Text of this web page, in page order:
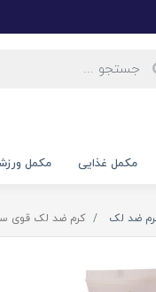
مکمل غذایی مکمل
ضد لک کرم ضد لک قوی